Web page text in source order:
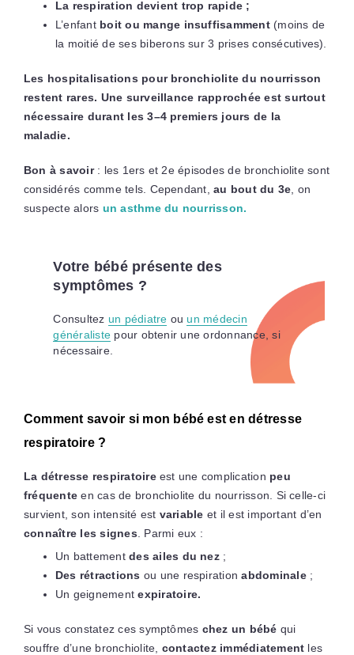
La respiration devient trop rapide ;
L’enfant boit ou mange insuffisamment(moins de
la moitié de ses biberons sur 3 prises consécutives).
Les hospitalisations pour bronchiolite du nourrisson
restent rares. Une surveillance rapprochée est surtout
nécessaire durant les 3–4 premiers jours de la
maladie.
Bon à savoir: les 1ers et 2e épisodes de bronchiolite sont
considérés comme tels. Cependant,au bout du 3e , on
suspecte alors un asthme du nourrisson.
Votre bébé présente des
symptômes ?
Consultez un pédiatre ou un médecin
généraliste pour obtenir une ordonnance, si
nécessaire.
Comment savoir si mon bébé est en détresse
respiratoire ?
La détresse respiratoireest une complication peu
fréquente en cas de bronchiolite du nourrisson. Si celle-ci
survient, son intensité est variable et il est important d’en
connaître les signes . Parmi eux :
Un battementdes ailes du nez;
Des rétractions ou une respirationabdominale;
Un geignementexpiratoire.
Si vous constatez ces symptômes chez un bébé qui
souffre d’une bronchiolite, contactez immédiatement les